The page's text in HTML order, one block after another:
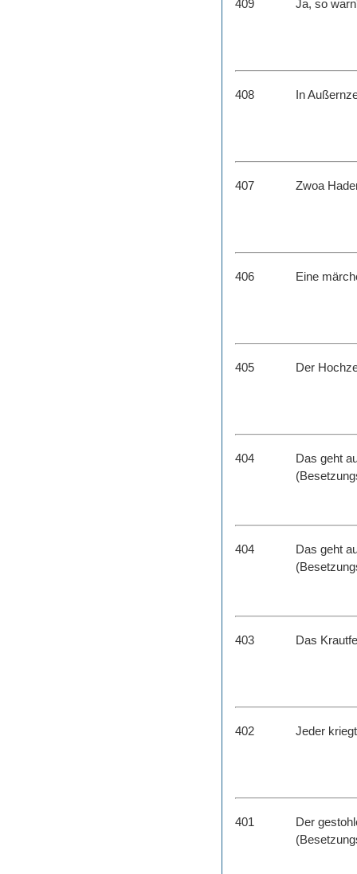
409 Ja, so
408 In
407 Zwoa
406 Eine
405 Der
404
Das geht
404
Das geht
403 Das
402 Jeder
401
Der